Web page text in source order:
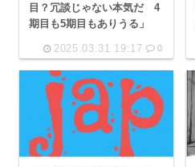
目？冗談じゃない本気だ 4
期目も5期目もありうる」
2025.03.31 19:17 0